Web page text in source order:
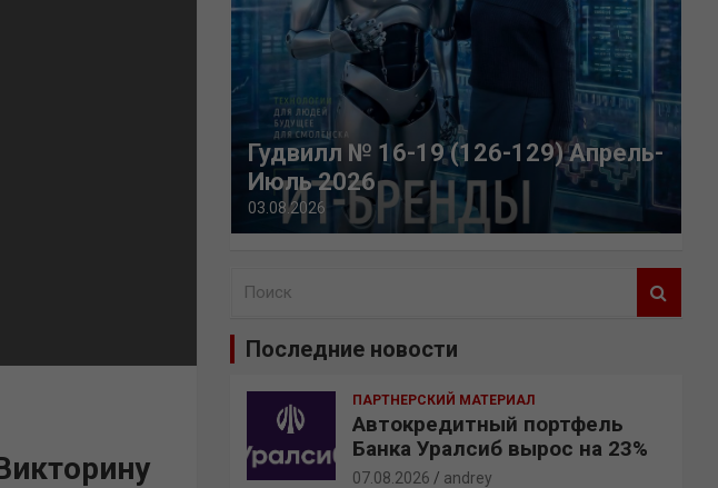
Гудвилл № 16-19 (126-129) Апрель-
Июль 2026
03.08.2026
Последние новости
ПАРТНЕРСКИЙ МАТЕРИАЛ
Автокредитный портфель
Банка Уралсиб вырос на 23%
07.08.2026 andrey